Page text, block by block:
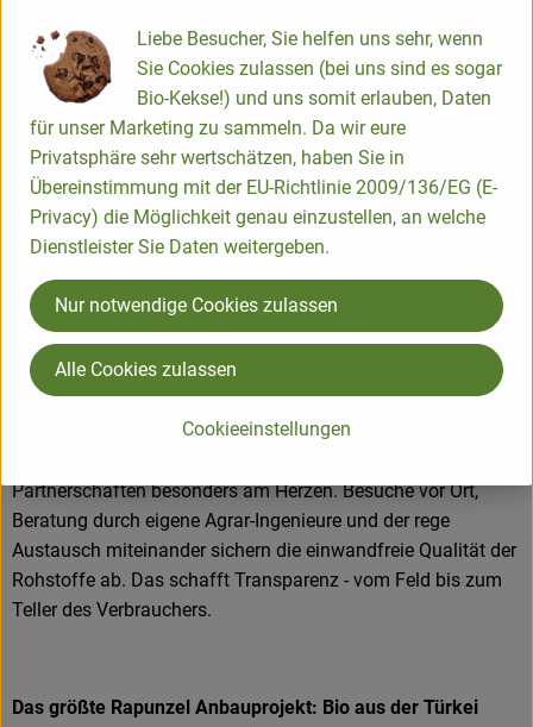
Kaffee zum Kernsortiment. Die Hälfte dieser Produkte wird in
Legau im Allgäu hergestellt oder verarbeitet.
Produkte in bester Bio-Qualität
Produktqualität steht bei Rapunzel an erster Stelle. Das
Qualitätssicherungs-Team nimmt daher eine
Schlüsselposition im Unternehmen ein. Die Kontrollen der
Rohstoffe beginnen bereits auf dem Feld. Bei Wareneingang
werden alle Rohstoffe und Produkte beprobt. Zusätzlich
werden sie durch anerkannte externe Labors unabhängig
analysiert.
Wie schon zu Beginn liegen Rapunzel auch heute die
Partnerschaften besonders am Herzen. Besuche vor Ort,
Beratung durch eigene Agrar-Ingenieure und der rege
Austausch miteinander sichern die einwandfreie Qualität der
Rohstoffe ab. Das schafft Transparenz - vom Feld bis zum
Teller des Verbrauchers.
Das größte Rapunzel Anbauprojekt: Bio aus der Türkei
Liebe Besucher, Sie helfen uns sehr, wenn
Sie Cookies zulassen (bei uns sind es sogar
Bio-Kekse!) und uns somit erlauben, Daten
für unser Marketing zu sammeln. Da wir eure
Privatsphäre sehr wertschätzen, haben Sie in
Übereinstimmung mit der EU-Richtlinie 2009/136/EG (E-
Privacy) die Möglichkeit genau einzustellen, an welche
Dienstleister Sie Daten weitergeben.
Cookieeinstellungen
Nur notwendige Cookies zulassen
Alle Cookies zulassen